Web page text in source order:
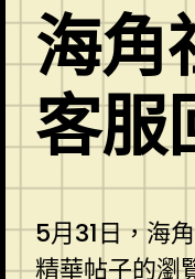
海角
客服
5月31日，海
精華帖子的瀏